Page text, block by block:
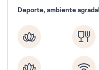
vous préciser ?
Deporte, ambiente